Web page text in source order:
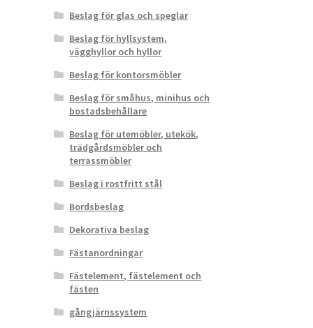
Beslag för glas och speglar
Beslag för hyllsystem,
vägghyllor och hyllor
Beslag för kontorsmöbler
Beslag för småhus, minihus och
bostadsbehållare
Beslag för utemöbler, utekök,
trädgårdsmöbler och
terrassmöbler
Beslag i rostfritt stål
Bordsbeslag
Dekorativa beslag
Fästanordningar
Fästelement, fästelement och
fästen
gångjärnssystem